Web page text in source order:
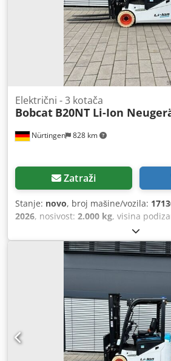
Nürtingen 828 km
Električni - 3 kotača
Bobcat B20NT Li-Ion
Zatraži
Stanje: novo, broj mašine/vozila:
2026, nosivost: 2.000 kg, visina
1.484 mm
vrsta goriva:električni, vrsta jarbola:
2.215 mm, napon baterije:
, dimenzija prednje gume:
ukupna masa:3.790 kg,